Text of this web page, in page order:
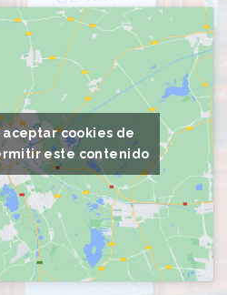
aceptar cookies de
este contenido